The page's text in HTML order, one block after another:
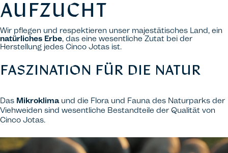
AUFZUCHT
Wir pflegen und respektieren unser majestätisches Land, ein
natürliches Erbe, das eine wesentliche Zutat bei der
Herstellung jedes Cinco Jotas ist.
FASZINATION FÜR DIE NATUR
Das Mikroklimaund die Flora und Fauna des Naturparks der
Viehweiden sind wesentliche Bestandteile der Qualität von
Cinco Jotas.